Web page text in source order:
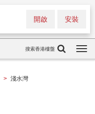
安裝
開啟
搜索香港樓盤
> 淺水灣